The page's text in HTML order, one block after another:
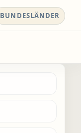
BUNDESLÄNDER